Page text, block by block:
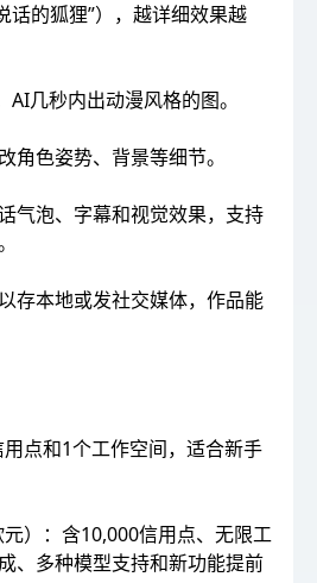
话的狐狸”），越详细效果越
AI几秒内出动漫风格的图。
角色姿势、背景等细节。
气泡、字幕和视觉效果，支持
存本地或发社交媒体，作品能
点和1个工作空间，适合新手
）：含10,000信用点、无限工
、多种模型支持和新功能提前